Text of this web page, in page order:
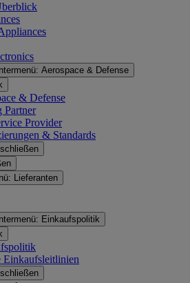
Aerospace & Defense
& Defense
Partner
Provider
& Standards
Lieferanten
Einkaufspolitik
Einkaufsleitlinien